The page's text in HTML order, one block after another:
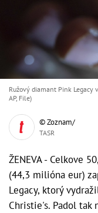
Ružový diamant Pink Legacy
AP, File)
© Zoznam/
TASR
ŽENEVA - Celkove
(44,3 milióna eur)
Legacy, ktorý
Christie's. Padol tak